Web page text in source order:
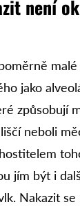
není
jako
způsobují
neboli
jím být i
Nakazit se